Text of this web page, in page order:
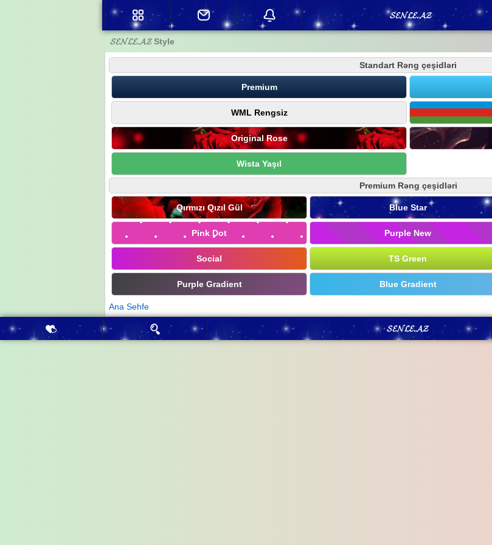
𝓢𝓔𝓝𝓛𝓔.𝓐𝓩
𝓢𝓔𝓝𝓛𝓔.𝓐𝓩 Style
Standart Rəng çeşidləri
Premium
WML Rengsiz
Original Rose
Wista Yaşıl
Premium Rəng çeşidləri
Qırmızı Qızıl Gül Blue Star
Pink Dot Purple New
Social TS Green
Purple Gradient Blue Gradient
Ana Sehfe
𝓢𝓔𝓝𝓛𝓔.𝓐𝓩